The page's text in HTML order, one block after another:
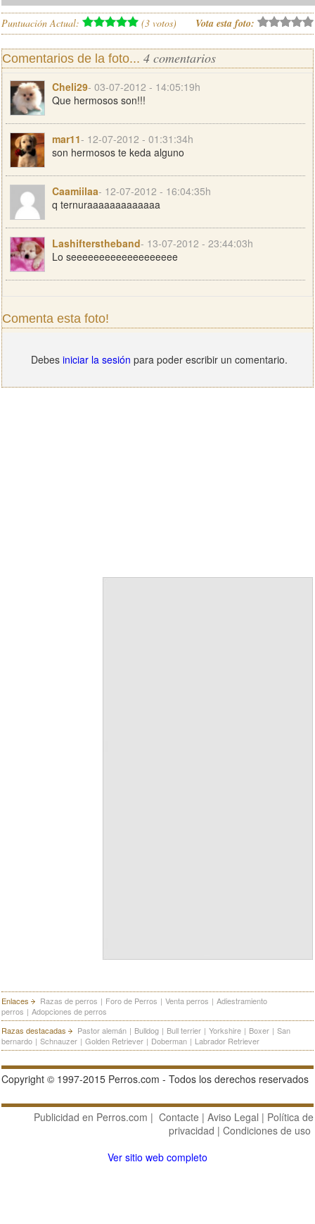
Puntuación Actual: (3 votos) Vota esta foto:
Comentarios de la foto... 4 comentarios
Cheli29- 03-07-2012 - 14:05:19h
Que hermosos son!!!
mar11- 12-07-2012 - 01:31:34h
son hermosos te keda alguno
Caamiilaa- 12-07-2012 - 16:04:35h
q ternuraaaaaaaaaaaaa
Lashifterstheband- 13-07-2012 - 23:44:03h
Lo seeeeeeeeeeeeeeeeeee
Comenta esta foto!
Debes iniciar la sesión para poder escribir un comentario.
Enlaces Razas de perros | Foro de Perros | Venta perros | Adiestramiento
perros | Adopciones de perros
Razas destacadas
Pastor alemán | Bulldog | Bull terrier | Yorkshire | Boxer | San
bernardo | Schnauzer | Golden Retriever | Doberman | Labrador Retriever
Copyright © 1997-2015 Perros.com - Todos los derechos reservados
Publicidad en Perros.com | Contacte | Aviso Legal | Política de
privacidad | Condiciones de uso
Ver sitio web completo